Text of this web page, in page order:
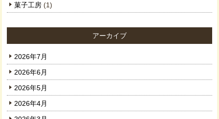
菓子工房 (1)
アーカイブ
2026年7月
2026年6月
2026年5月
2026年4月